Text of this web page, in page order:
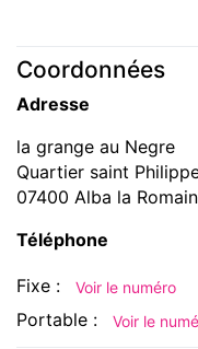
Coordonnées
Adresse
la grange au Negre
Quartier saint
07400 Alba la
Téléphone
Fixe : Voir le numéro
Portable : Voir le